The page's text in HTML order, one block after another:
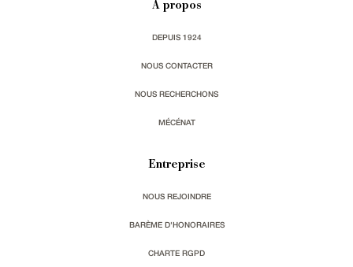
À propos
DEPUIS 1924
NOUS CONTACTER
NOUS RECHERCHONS
MÉCÉNAT
Entreprise
NOUS REJOINDRE
BARÈME D'HONORAIRES
CHARTE RGPD